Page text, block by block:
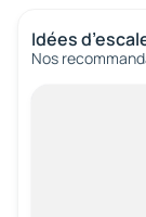
Idées
Nos